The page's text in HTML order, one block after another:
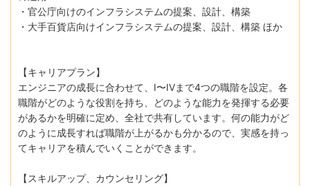
・官公庁向けのインフラシステムの提案、設計、構築
・大手百貨店向けインフラシステムの提案、設計、構築 ほか
【キャリアプラン】
エンジニアの成長に合わせて、I〜IVまで4つの職階を設定。各
職階がどのような役割を持ち、どのような能力を発揮する必要
があるかを明確に定め、全社で共有しています。何の能力がど
のように成長すれば職階が上がるかも分かるので、実感を持っ
てキャリアを積んでいくことができます。
【スキルアップ、カウンセリング】